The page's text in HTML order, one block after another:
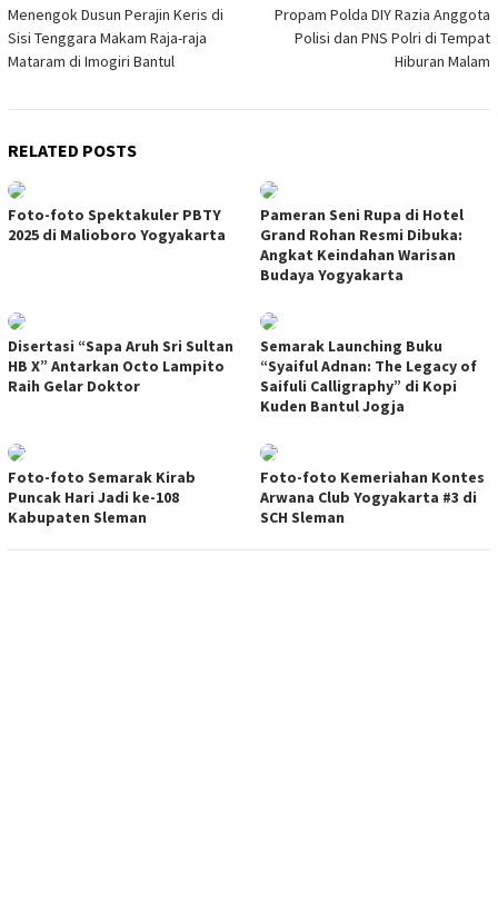
navigation
Menengok Dusun Perajin Keris di
Sisi Tenggara Makam Raja-raja
Mataram di Imogiri Bantul
Propam Polda DIY Razia Anggota
Polisi dan PNS Polri di Tempat
Hiburan Malam
RELATED POSTS
Foto-foto Spektakuler PBTY
2025 di Malioboro Yogyakarta
Pameran Seni Rupa di Hotel
Grand Rohan Resmi Dibuka:
Angkat Keindahan Warisan
Budaya Yogyakarta
Disertasi “Sapa Aruh Sri Sultan
HB X” Antarkan Octo Lampito
Raih Gelar Doktor
Semarak Launching Buku
“Syaiful Adnan: The Legacy of
Saifuli Calligraphy” di Kopi
Kuden Bantul Jogja
Foto-foto Semarak Kirab
Puncak Hari Jadi ke-108
Kabupaten Sleman
Foto-foto Kemeriahan Kontes
Arwana Club Yogyakarta #3 di
SCH Sleman